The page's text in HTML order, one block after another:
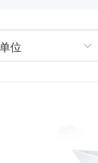
位